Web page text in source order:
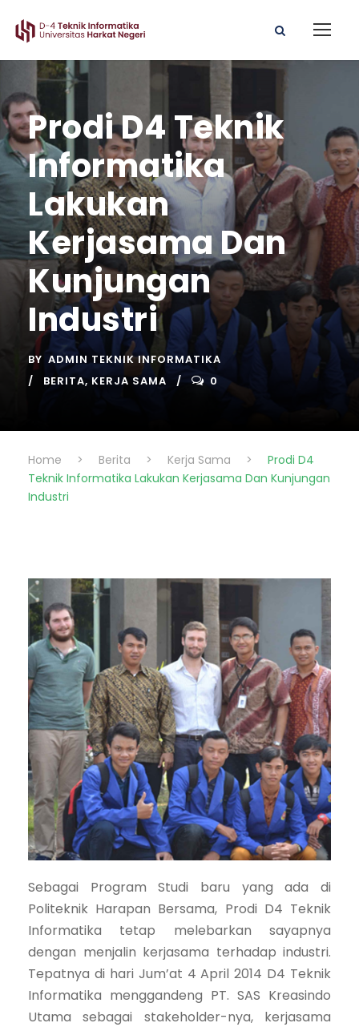
Prodi D4 Teknik
Informatika
Lakukan
Kerjasama Dan
Kunjungan
Industri
BY ADMIN TEKNIK INFORMATIKA
BERITA, KERJA SAMA 0
Home > Berita > Kerja Sama >
Prodi D4
Teknik Informatika Lakukan Kerjasama Dan Kunjungan
Industri
Sebagai Program Studi baru yang ada di
Politeknik Harapan Bersama, Prodi D4 Teknik
Informatika tetap melebarkan sayapnya
dengan menjalin kerjasama terhadap industri.
Tepatnya di hari Jum’at 4 April 2014 D4 Teknik
Informatika menggandeng PT. SAS Kreasindo
Utama sebagai stakeholder-nya, kerjasama